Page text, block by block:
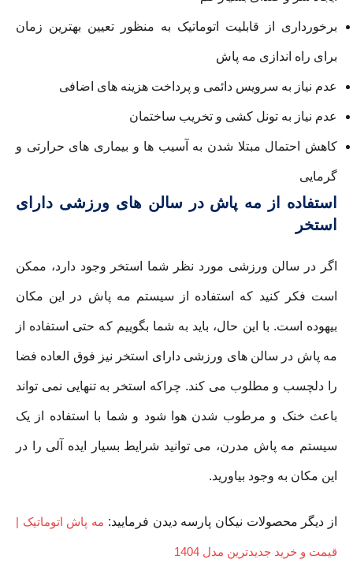
برخورداری از قابلیت اتوماتیک به منظور تعیین بهترین زمان
برای راه اندازی مه پاش
عدم نیاز به سرویس دائمی و پرداخت هزینه های اضافی
عدم نیاز به تونل کشی و تخریب ساختمان
کاهش احتمال مبتلا شدن به آسیب ها و بیماری های حرارتی و
گرمایی
استفاده از مه پاش در سالن های ورزشی دارای
استخر
اگر در سالن ورزشی مورد نظر شما استخر وجود دارد، ممکن
است فکر کنید که استفاده از سیستم مه پاش در این مکان
بیهوده است. با این حال، باید به شما بگوییم که حتی استفاده از
مه پاش در سالن های ورزشی دارای استخر نیز فوق العاده فضا
را دلچسب و مطلوب می کند. چراکه استخر به تنهایی نمی تواند
باعث خنک و مرطوب شدن هوا شود و شما با استفاده از یک
سیستم مه پاش مدرن، می توانید شرایط بسیار ایده آلی را در
این مکان به وجود بیاورید.
از دیگر محصولات نیکان پارسه دیدن فرمایید: مه پاش اتوماتیک |
قیمت و خرید جدیدترین مدل 1404